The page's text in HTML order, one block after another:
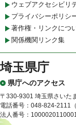
ウェブアクセシビリ
プライバシーポリシ
著作権・リンクにつ
関係機関リンク集
埼玉県庁
県庁へのアクセス
〒330-9301 埼玉県さいた
電話番号：048-824-2111（
法人番号：